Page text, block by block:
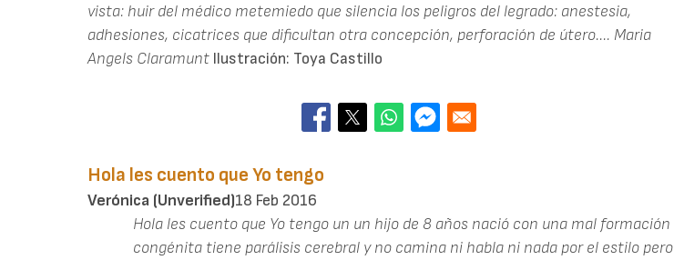
vista: huir del médico metemiedo que silencia los peligros del legrado: anestesia,
adhesiones, cicatrices que dificultan otra concepción, perforación de útero.... Maria
Angels Claramunt Ilustración: Toya Castillo
Hola les cuento que Yo tengo
Verónica (unverified)18 Feb 2016
Hola les cuento que Yo tengo un un hijo de 8 años nació con una mal formación
congénita tiene parálisis cerebral y no camina ni habla ni nada por el estilo pero